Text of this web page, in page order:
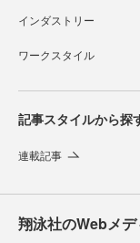
インダストリー
ワークスタイル
記事スタイルから探
連載記事
翔泳社のWebメ